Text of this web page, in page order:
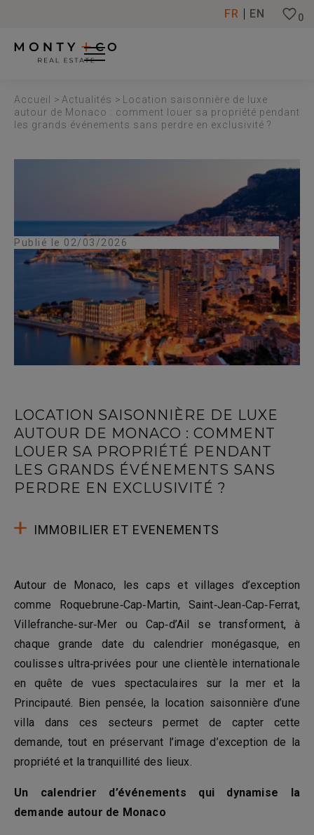
FR EN 0
Accueil > Actualités >
Location saisonnière de luxe
autour de Monaco : comment louer sa propriété pendant
les grands événements sans perdre en exclusivité ?
Publié le 02/03/2026
LOCATION SAISONNIÈRE DE LUXE
AUTOUR DE MONACO : COMMENT
LOUER SA PROPRIÉTÉ PENDANT
LES GRANDS ÉVÉNEMENTS SANS
PERDRE EN EXCLUSIVITÉ ?
IMMOBILIER ET EVENEMENTS
Autour de Monaco, les caps et villages d’exception
comme Roquebrune‑Cap‑Martin, Saint‑Jean‑Cap‑Ferrat,
Villefranche‑sur‑Mer ou Cap‑d’Ail se transforment, à
chaque grande date du calendrier monégasque, en
coulisses ultra‑privées pour une clientèle internationale
en quête de vues spectaculaires sur la mer et la
Principauté. Bien pensée, la location saisonnière d’une
villa dans ces secteurs permet de capter cette
demande, tout en préservant l’image d’exception de la
propriété et la tranquillité des lieux.
Un calendrier d’événements qui dynamise la
demande autour de Monaco